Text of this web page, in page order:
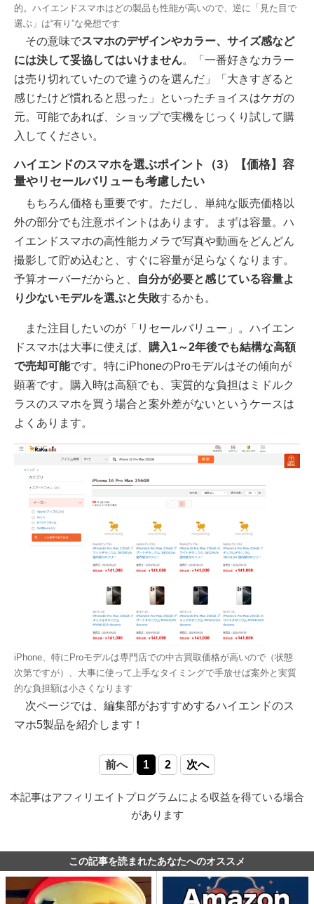
的。ハイエンドスマホはどの製品も性能が高いので、逆に「見た目で
選ぶ」は“有り”な発想です
その意味でスマホのデザインやカラー、サイズ感など
には決して妥協してはいけません。「一番好きなカラー
は売り切れていたので違うのを選んだ」「大きすぎると
感じたけど慣れると思った」といったチョイスはケガの
元。可能であれば、ショップで実機をじっくり試して購
入してください。
ハイエンドのスマホを選ぶポイント（3）【価格】容
量やリセールバリューも考慮したい
もちろん価格も重要です。ただし、単純な販売価格以
外の部分でも注意ポイントはあります。まずは容量。ハ
イエンドスマホの高性能カメラで写真や動画をどんどん
撮影して貯め込むと、すぐに容量が足らなくなります。
予算オーバーだからと、
自分が必要と感じている容量よ
り少ないモデルを選ぶと失敗するかも。
また注目したいのが「リセールバリュー」。ハイエン
ドスマホは大事に使えば、 購入1～2年後でも結構な高額
で売却可能です。特にiPhoneのProモデルはその傾向が
顕著です。購入時は高額でも、実質的な負担はミドルク
ラスのスマホを買う場合と案外差がないというケースは
よくあります。
iPhone、特にProモデルは専門店での中古買取価格が高いので（状態
次第ですが）、大事に使って上手なタイミングで手放せば案外と実質
的な負担額は小さくなります
次ページでは、編集部がおすすめするハイエンドのス
マホ5製品を紹介します！
前へ 1 2 次へ
本記事はアフィリエイトプログラムによる収益を得ている場合
があります
この記事を読まれたあなたへのオススメ